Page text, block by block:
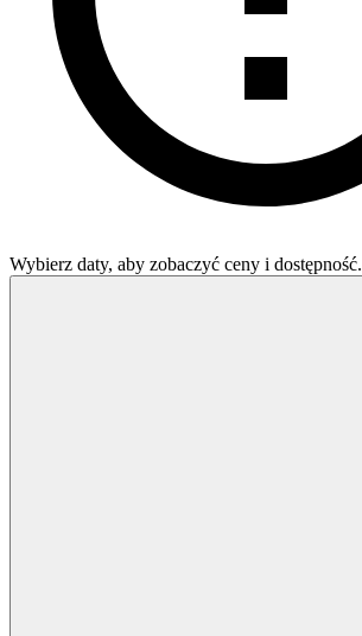
Wybierz daty, aby zobaczyć ceny i dostępność.